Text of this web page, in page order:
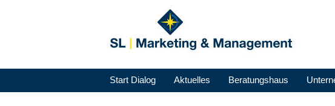
Start Dialog Aktuelles Beratungshaus